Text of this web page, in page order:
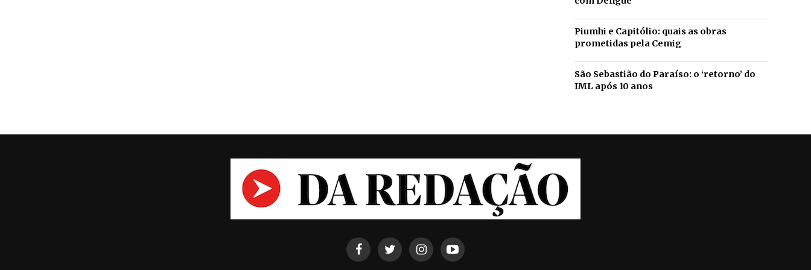
Piumhi e Capitólio: quais as obras
prometidas pela Cemig
São Sebastião do Paraíso: o ‘retorno’ do
IML após 10 anos